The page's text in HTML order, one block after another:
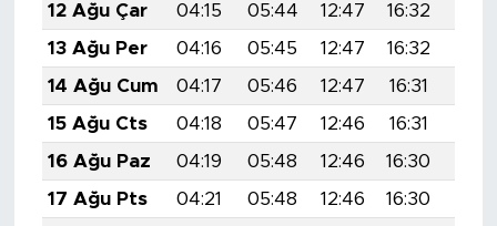
12 Ağu Çar
04:15 05:44 12:47 16:32
13 Ağu Per
04:16 05:45 12:47 16:32
14 Ağu Cum
04:17 05:46 12:47 16:31
15 Ağu Cts
04:18 05:47 12:46 16:31
16 Ağu Paz
04:19 05:48 12:46 16:30
17 Ağu Pts
04:21 05:48 12:46 16:30